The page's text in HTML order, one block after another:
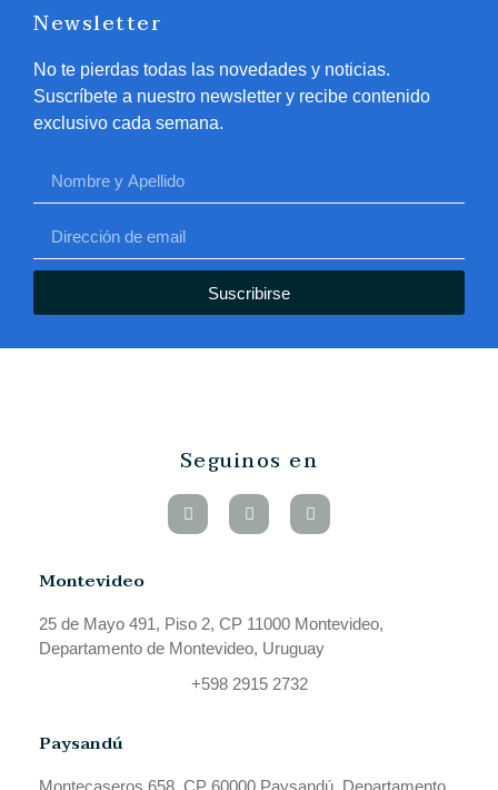
Newsletter
No te pierdas todas las novedades y noticias.
Suscríbete a nuestro newsletter y recibe contenido
exclusivo cada semana.
Suscribirse
Seguinos en
Montevideo
25 de Mayo 491, Piso 2, CP 11000 Montevideo,
Departamento de Montevideo, Uruguay
+598 2915 2732
Paysandú